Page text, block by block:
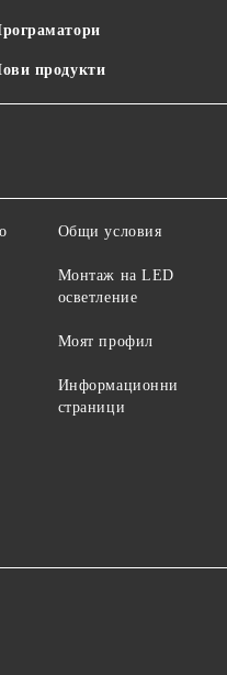
продукти
Общи условия
Монтаж на LED
осветление
Моят профил
Информационни
страници